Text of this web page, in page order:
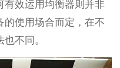
有效运用均衡器则并非
的使用场合而定，在不
不同。